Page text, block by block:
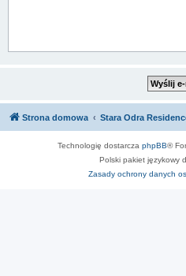
Strona domowa Stara Odra
Technologię dostarcza phpBB®
Polski pakiet językowy
Zasady ochrony danych